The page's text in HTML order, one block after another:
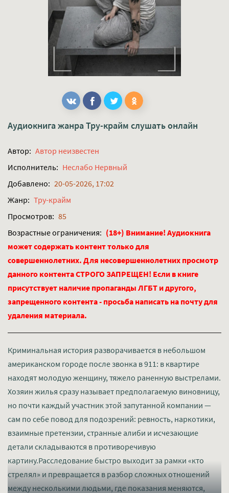
Аудиокнига жанра Тру-крайм слушать онлайн
Автор: Автор неизвестен
Исполнитель: Неслабо Нервный
Добавлено: 20-05-2026, 17:02
Жанр: Тру-крайм
Просмотров: 85
Возрастные ограничения: (18+) Внимание! Аудиокнига
может содержать контент только для
совершеннолетних. Для несовершеннолетних просмотр
данного контента СТРОГО ЗАПРЕЩЕН! Если в книге
присутствует наличие пропаганды ЛГБТ и другого,
запрещенного контента - просьба написать на почту для
удаления материала.
Криминальная история разворачивается в небольшом
американском городе после звонка в 911: в квартире
находят молодую женщину, тяжело раненную выстрелами.
Хозяин жилья сразу называет предполагаемую виновницу,
но почти каждый участник этой запутанной компании —
сам по себе повод для подозрений: ревность, наркотики,
взаимные претензии, странные алиби и исчезающие
детали складываются в противоречивую
картину.Расследование быстро выходит за рамки «кто
стрелял» и превращается в разбор сложных отношений
между несколькими людьми, где показания меняются,